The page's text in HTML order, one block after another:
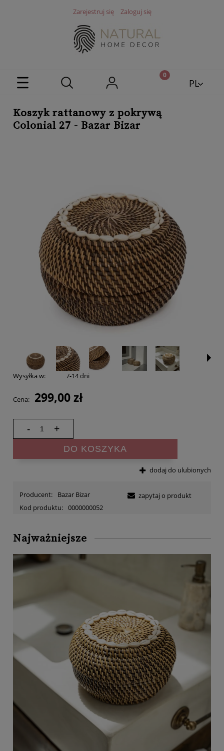
Zarejestruj się Zaloguj się
PL
Koszyk rattanowy z pokrywą
Colonial 27 - Bazar Bizar
Wysyłka w: 7-14 dni
Cena: 299,00 zł
- +
DO KOSZYKA
dodaj do ulubionych
Producent:
Bazar Bizar
Kod produktu: 0000000052
zapytaj o produkt
Najważniejsze